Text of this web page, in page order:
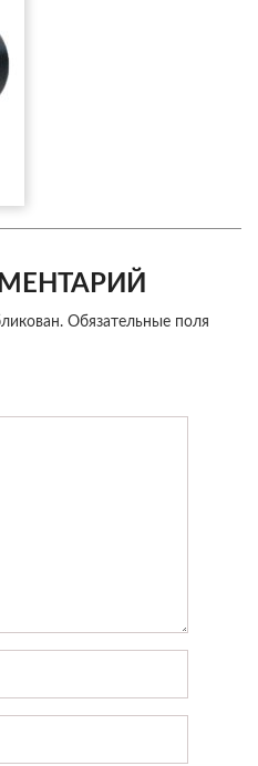
Обязательные поля